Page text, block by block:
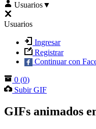
Usuarios▼
Usuarios
Ingresar
Registrar
Continuar con
0 (0)
Subir GIF
GIFs animados